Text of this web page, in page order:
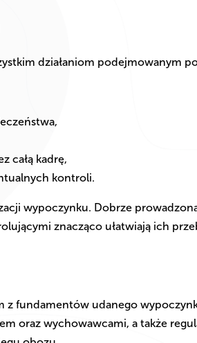
działaniom podejmowanym
całą kadrę,
kontroli.
wypoczynku. Dobrze
znacząco ułatwiają ich
z fundamentów udanego
oraz wychowawcami, a także